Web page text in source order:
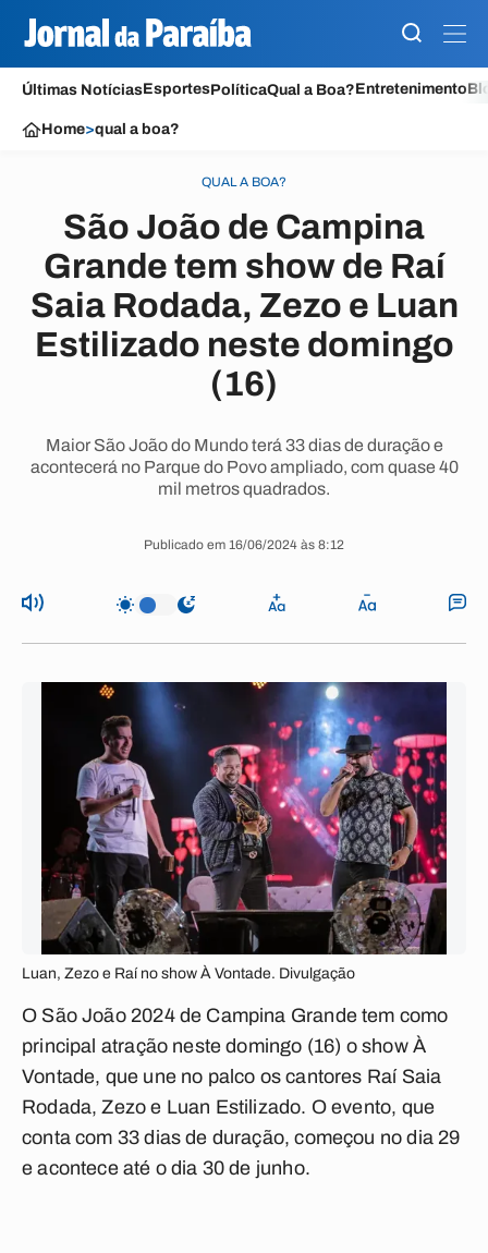
Últimas NotíciasEsportesPolíticaQual a Boa?Entretenimento
Home>qual a boa?
QUAL A BOA?
São João de Campina
Grande tem show de Raí
Saia Rodada, Zezo e Luan
Estilizado neste domingo
(16)
Maior São João do Mundo terá 33 dias de duração e
acontecerá no Parque do Povo ampliado, com quase 40
mil metros quadrados.
Publicado em 16/06/2024 às 8:12
Luan, Zezo e Raí no show À Vontade. Divulgação
O São João 2024 de Campina Grande tem como
principal atração neste domingo (16) o show À
Vontade, que une no palco os cantores Raí Saia
Rodada, Zezo e Luan Estilizado. O evento, que
conta com 33 dias de duração, começou no dia 29
e acontece até o dia 30 de junho.